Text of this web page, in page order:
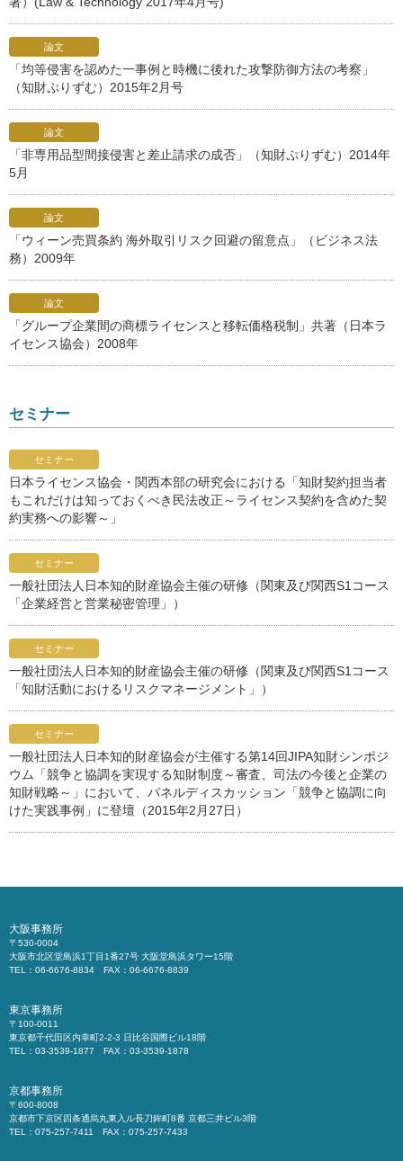
論文
「均等侵害を認めた一事例と時機に後れた攻撃防御方法の考察」
（知財ぷりずむ）2015年2月号
論文
「非専用品型間接侵害と差止請求の成否」（知財ぷりずむ）2014年
5月
論文
「ウィーン売買条約 海外取引リスク回避の留意点」（ビジネス法
務）2009年
論文
「グループ企業間の商標ライセンスと移転価格税制」共著（日本ラ
イセンス協会）2008年
セミナー
セミナー
日本ライセンス協会・関西本部の研究会における「知財契約担当者
もこれだけは知っておくべき民法改正～ライセンス契約を含めた契
約実務への影響～」
セミナー
一般社団法人日本知的財産協会主催の研修（関東及び関西S1コース
「企業経営と営業秘密管理」）
セミナー
一般社団法人日本知的財産協会主催の研修（関東及び関西S1コース
「知財活動におけるリスクマネージメント」）
セミナー
一般社団法人日本知的財産協会が主催する第14回JIPA知財シンポジ
ウム「競争と協調を実現する知財制度～審査、司法の今後と企業の
知財戦略～」において、パネルディスカッション「競争と協調に向
けた実践事例」に登壇（2015年2月27日）
大阪事務所
〒530-0004
大阪市北区堂島浜1丁目1番27号 大阪堂島浜タワー15階
TEL：06-6676-8834 FAX：06-6676-8839
東京事務所
〒100-0011
東京都千代田区内幸町2-2-3 日比谷国際ビル18階
TEL：03-3539-1877 FAX：03-3539-1878
京都事務所
〒600-8008
京都市下京区四条通烏丸東入ル長刀鉾町8番 京都三井ビル3階
TEL：075-257-7411 FAX：075-257-7433